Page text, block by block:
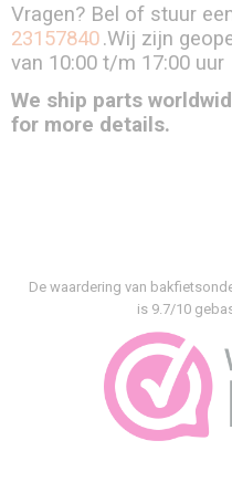
Vragen? Bel of stuur
23157840.Wij zijn
van 10:00 t/m 17:00 uur
We ship parts
for more details.
De waardering van
is 9.7/10